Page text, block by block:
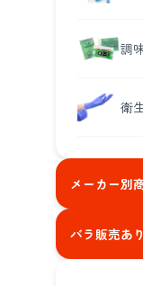
調
衛
メーカー別
バラ販売あ